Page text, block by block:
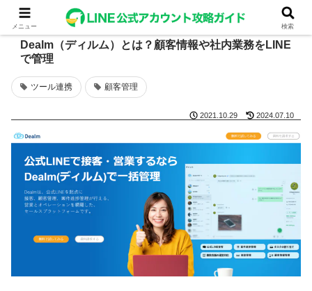
Dealm（ディルム）とは？顧客情報や社内業務をLINE
で管理
ツール連携 顧客管理
2021.10.29 2024.07.10
メニュー 検索